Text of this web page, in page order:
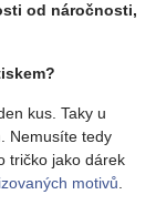
od náročnosti,
kus. Taky u
Nemusíte tedy
tričko jako dárek
motivů